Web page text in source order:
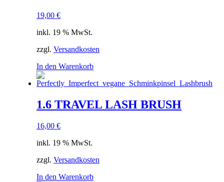
19,00 €
inkl. 19 % MwSt.
zzgl. Versandkosten
In den Warenkorb
1.6 TRAVEL LASH BRUSH
16,00 €
inkl. 19 % MwSt.
zzgl. Versandkosten
In den Warenkorb